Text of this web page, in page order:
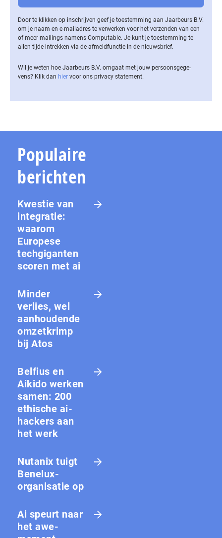
Door te klikken op inschrijven geef je toestemming aan Jaarbeurs B.V.
om je naam en e-mailadres te verwerken voor het verzenden van een
of meer mailings namens Computable. Je kunt je toestemming te
allen tijde intrekken via de af­meld­func­tie in de nieuwsbrief.
Wil je weten hoe Jaarbeurs B.V. omgaat met jouw per­soons­ge­ge­
vens? Klik dan hier voor ons privacy statement.
Populaire
berichten
Kwestie van
integratie:
waarom
Europese
techgiganten
scoren met ai
Minder
verlies, wel
aanhoudende
omzetkrimp
bij Atos
Belfius en
Aikido werken
samen: 200
ethische ai-
hackers aan
het werk
Nutanix tuigt
Benelux-
organisatie op
Ai speurt naar
het awe-